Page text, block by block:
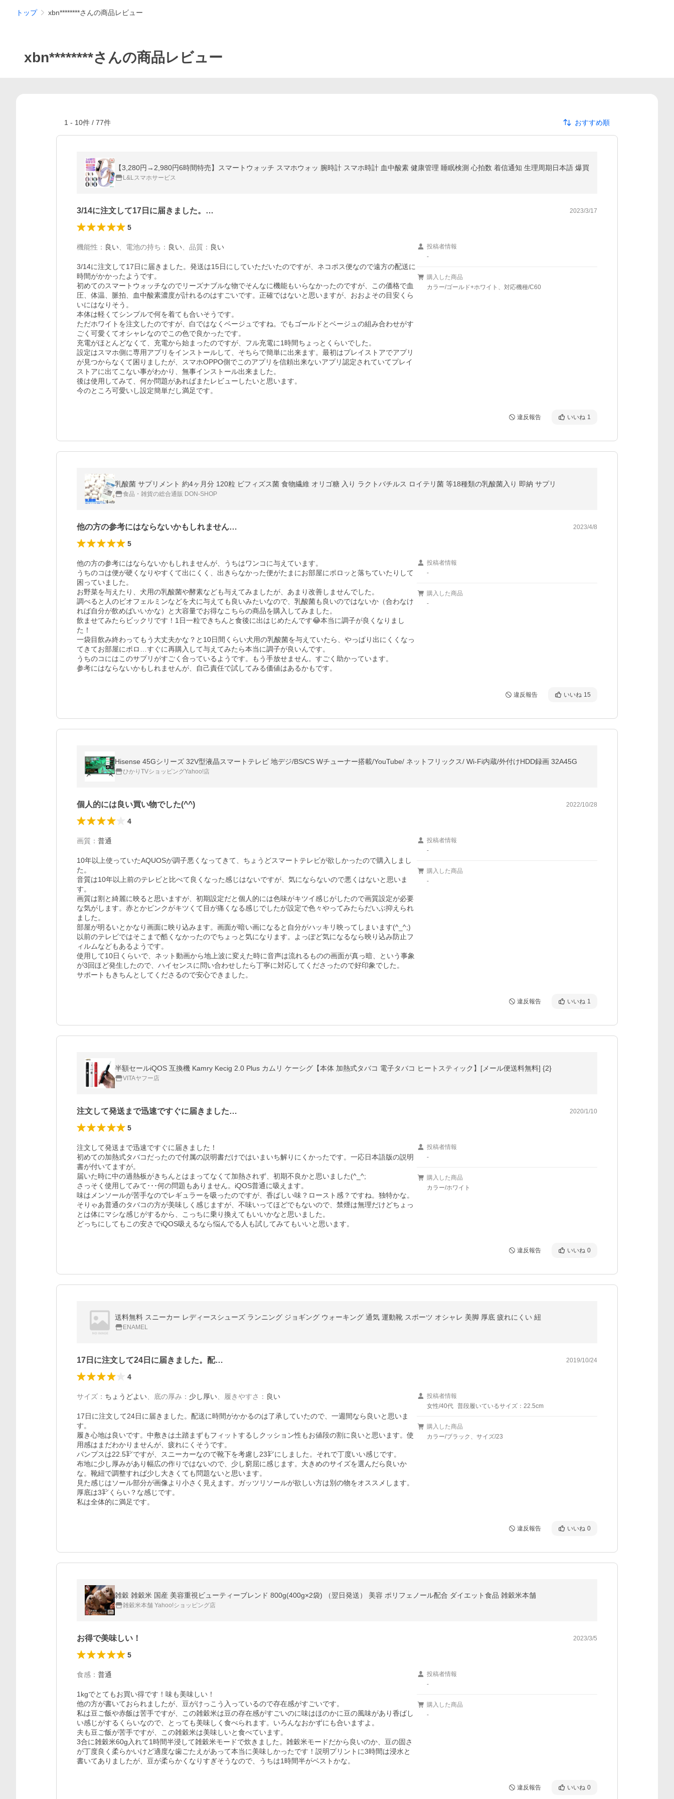
トップ xbn********さんの商品レビュー
xbn********さんの商品レビュー
1 - 10件 / 77件 おすすめ順
【3,280円→2,980円6時間特売】スマートウォッチ スマホウォッ 腕時計 スマホ時計 血中酸素 健康管理 睡眠検測 心拍数 着信通知 生理周期日本語 爆買
L&Lスマホサービス
3/14に注文して17日に届きました。… 2023/3/17
5
機能性 ： 良い 電池の持ち ： 良い 品質 ： 良い
3/14に注文して17日に届きました。発送は15日にしていただいたのですが、ネコポス便なので遠方の配送に
時間がかかったようです。
初めてのスマートウォッチなのでリーズナブルな物でそんなに機能もいらなかったのですが、この価格で血
圧、体温、脈拍、血中酸素濃度が計れるのはすごいです。正確ではないと思いますが、おおよその目安くら
いにはなりそう。
本体は軽くてシンプルで何を着ても合いそうです。
ただホワイトを注文したのですが、白ではなくベージュですね。でもゴールドとベージュの組み合わせがす
ごく可愛くてオシャレなのでこの色で良かったです。
充電がほとんどなくて、充電から始まったのですが、フル充電に1時間ちょっとくらいでした。
設定はスマホ側に専用アプリをインストールして、そちらで簡単に出来ます。最初はプレイストアでアプリ
が見つからなくて困りましたが、スマホOPPO側でこのアプリを信頼出来ないアプリ認定されていてプレイ
ストアに出てこない事がわかり、無事インストール出来ました。
後は使用してみて、何か問題があればまたレビューしたいと思います。
今のところ可愛いし設定簡単だし満足です。
投稿者情報
-
購入した商品
カラー/ゴールド+ホワイト、対応機種/C60
違反報告 いいね 1
乳酸菌 サプリメント 約4ヶ月分 120粒 ビフィズス菌 食物繊維 オリゴ糖 入り ラクトバチルス ロイテリ菌 等18種類の乳酸菌入り 即納 サプリ
食品・雑貨の総合通販 DON-SHOP
他の方の参考にはならないかもしれません… 2023/4/8
5
他の方の参考にはならないかもしれませんが、うちはワンコに与えています。
うちのコは便が硬くなりやすくて出にくく、出きらなかった便がたまにお部屋にポロッと落ちていたりして
困っていました。
お野菜を与えたり、犬用の乳酸菌や酵素なども与えてみましたが、あまり改善しませんでした。
調べると人のビオフェルミンなどを犬に与えても良いみたいなので、乳酸菌も良いのではないか（合わなけ
れば自分が飲めばいいかな）と大容量でお得なこちらの商品を購入してみました。
飲ませてみたらビックリです！1日一粒できちんと食後に出はじめたんです😂本当に調子が良くなりまし
た！
一袋目飲み終わってもう大丈夫かな？と10日間くらい犬用の乳酸菌を与えていたら、やっぱり出にくくなっ
てきてお部屋にポロ…すぐに再購入して与えてみたら本当に調子が良いんです。
うちのコにはこのサプリがすごく合っているようです。もう手放せません。すごく助かっています。
参考にはならないかもしれませんが、自己責任で試してみる価値はあるかもです。
投稿者情報
-
購入した商品
-
違反報告 いいね 15
Hisense 45Gシリーズ 32V型液晶スマートテレビ 地デジ/BS/CS Wチューナー搭載/YouTube/ ネットフリックス/ Wi-Fi内蔵/外付けHDD録画 32A45G
ひかりTVショッピングYahoo!店
個人的には良い買い物でした(^^) 2022/10/28
4
画質 ： 普通
10年以上使っていたAQUOSが調子悪くなってきて、ちょうどスマートテレビが欲しかったので購入しまし
た。
音質は10年以上前のテレビと比べて良くなった感じはないですが、気にならないので悪くはないと思いま
す。
画質は割と綺麗に映ると思いますが、初期設定だと個人的には色味がキツイ感じがしたので画質設定が必要
な気がします。赤とかピンクがキツくて目が痛くなる感じでしたが設定で色々やってみたらだいぶ抑えられ
ました。
部屋が明るいとかなり画面に映り込みます。画面が暗い画になると自分がハッキリ映ってしまいます(^_^;)
以前のテレビではそこまで酷くなかったのでちょっと気になります。よっぽど気になるなら映り込み防止フ
ィルムなどもあるようです。
使用して10日くらいで、ネット動画から地上波に変えた時に音声は流れるものの画面が真っ暗、という事象
が3回ほど発生したので、ハイセンスに問い合わせしたら丁寧に対応してくださったので好印象でした。
投稿者情報
-
購入した商品
-
違反報告 いいね 1
半額セールiQOS 互換機 Kamry Kecig 2.0 Plus カムリ ケーシグ【本体 加熱式タバコ 電子タバコ ヒートスティック】[メール便送料無料] {2}
VITAヤフー店
注文して発送まで迅速ですぐに届きました… 2020/1/10
5
注文して発送まで迅速ですぐに届きました！
初めての加熱式タバコだったので付属の説明書だけではいまいち解りにくかったです。一応日本語版の説明
書が付いてますが。
届いた時に中の過熱板がきちんとはまってなくて加熱されず、初期不良かと思いました(^_^;
さっそく使用してみて･･･何の問題もありません。iQOS普通に吸えます。
味はメンソールが苦手なのでレギュラーを吸ったのですが、香ばしい味？ロースト感？ですね。独特かな。
そりゃあ普通のタバコの方が美味しく感じますが、不味いってほどでもないので、禁煙は無理だけどちょっ
とは体にマシな感じがするから、こっちに乗り換えてもいいかなと思いました。
どっちにしてもこの安さでiQOS吸えるなら悩んでる人も試してみてもいいと思います。
投稿者情報
-
購入した商品
カラー/ホワイト
違反報告 いいね 0
送料無料 スニーカー レディースシューズ ランニング ジョギング ウォーキング 通気 運動靴 スポーツ オシャレ 美脚 厚底 疲れにくい 紐
ENAMEL
17日に注文して24日に届きました。配… 2019/10/24
4
サイズ ： ちょうどよい 底の厚み ： 少し厚い 履きやすさ ： 良い
17日に注文して24日に届きました。配送に時間がかかるのは了承していたので、一週間なら良いと思いま
す。
履き心地は良いです。中敷きは土踏まずもフィットするしクッション性もお値段の割に良いと思います。使
用感はまだわかりませんが、疲れにくそうです。
パンプスは22.5㌢ですが、スニーカーなので靴下を考慮し23㌢にしました。それで丁度いい感じです。
布地に少し厚みがあり幅広の作りではないので、少し窮屈に感じます。大きめのサイズを選んだら良いか
な。靴紐で調整すれば少し大きくても問題ないと思います。
見た感じはソール部分が画像より小さく見えます。ガッツリソールが欲しい方は別の物をオススメします。
厚底は3㌢くらい？な感じです。
私は全体的に満足です。
投稿者情報
女性/40代 普段履いているサイズ：22.5cm
購入した商品
カラー/ブラック、サイズ/23
違反報告 いいね 0
雑穀 雑穀米 国産 美容重視ビューティーブレンド 800g(400g×2袋) （翌日発送） 美容 ポリフェノール配合 ダイエット食品 雑穀米本舗
雑穀米本舗 Yahoo!ショッピング店
お得で美味しい！ 2023/3/5
5
食感 ： 普通
1kgでとてもお買い得です！味も美味しい！
他の方が書いておられましたが、豆がけっこう入っているので存在感がすごいです。
私は豆ご飯や赤飯は苦手ですが、この雑穀米は豆の存在感がすごいのに味はほのかに豆の風味があり香ばし
い感じがするくらいなので、とっても美味しく食べられます。いろんなおかずにも合いますよ。
夫も豆ご飯が苦手ですが、この雑穀米は美味しいと食べています。
3合に雑穀米60g入れて1時間半浸して雑穀米モードで炊きました。雑穀米モードだから良いのか、豆の固さ
が丁度良く柔らかいけど適度な歯ごたえがあって本当に美味しかったです！説明プリントに3時間は浸水と
書いてありましたが、豆が柔らかくなりすぎそうなので、うちは1時間半がベストかな。
投稿者情報
-
購入した商品
-
違反報告 いいね 0